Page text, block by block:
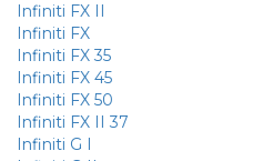
Infiniti FX II
Infiniti FX
Infiniti FX 35
Infiniti FX 45
Infiniti FX 50
Infiniti FX II 37
Infiniti G I